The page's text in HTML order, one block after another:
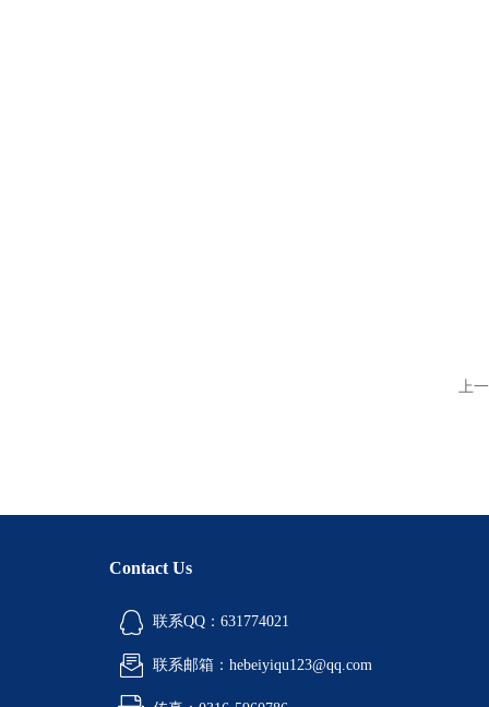
上
Contact Us
联系QQ：631774021
联系邮箱：hebeiyiqu123@qq.com